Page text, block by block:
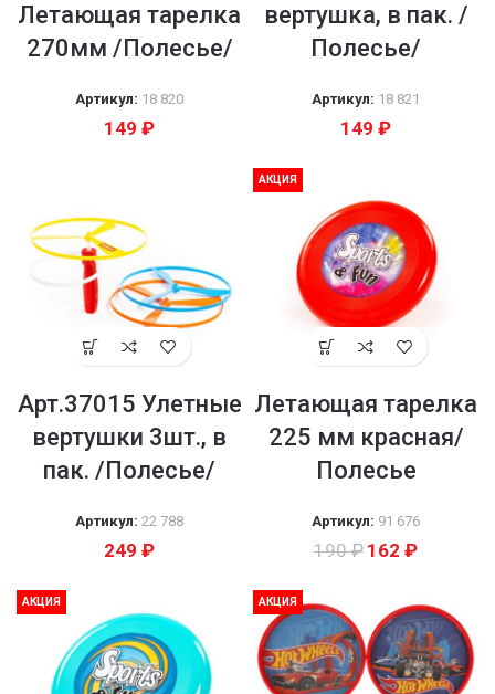
Летающая тарелка
270мм /Полесье/
Артикул: 18 820
149 ₽
вертушка, в пак. /
Полесье/
Артикул: 18 821
149 ₽
Арт.37015 Улетные
вертушки 3шт., в
пак. /Полесье/
Артикул: 22 788
249 ₽
АКЦИЯ
Летающая тарелка
225 мм красная/
Полесье
Артикул: 91 676
190₽ 162 ₽
АКЦИЯ АКЦИЯ